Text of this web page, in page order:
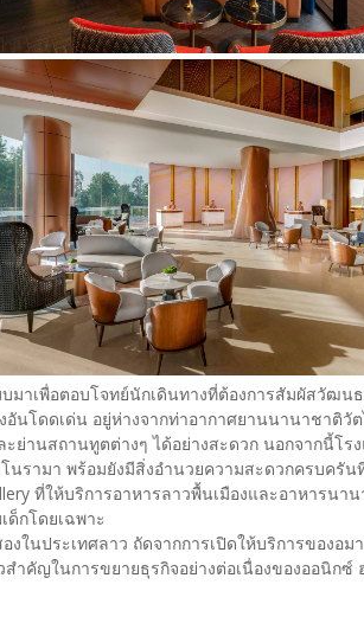
บมาเพื่อตอบโจทย์นักเดินทางที่ต้องการสัมผัสวัฒ
อันโดดเด่น อยู่ห่างจากท่าอากาศยานนานาชาติวั
ะย่านสถานทูตต่างๆ ได้อย่างสะดวก นอกจากนี้โ
รามา พร้อมยังมีสิ่งอำนวยความสะดวกครบครัน
ที่ให้บริการอาหารลาวพื้นเมืองและอาหารนา
กโดยเฉพาะ
ในประเทศลาว ถัดจากการเปิดให้บริการของอม
สำคัญในการขยายธุรกิจอย่างต่อเนื่องของออนิก